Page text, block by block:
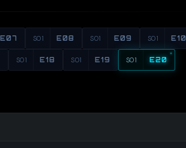
E07 S01 E08 S01 E09 S01 E10
S01 E18 S01 E19 S01 E20